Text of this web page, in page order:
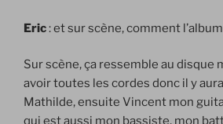
Eric: et sur scène, comment
Sur scène, ça ressemble au disque
avoir toutes les cordes donc il y
Mathilde, ensuite Vincent mon
qui est aussi mon bassiste, mon